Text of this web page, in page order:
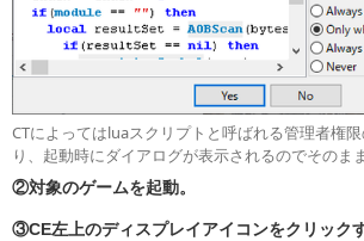
CTによってはluaスクリプトと呼ばれる管理者権
り、起動時にダイアログが表示されるのでそのまま
②対象のゲームを起動。
③CE左上のディスプレイアイコンをクリック